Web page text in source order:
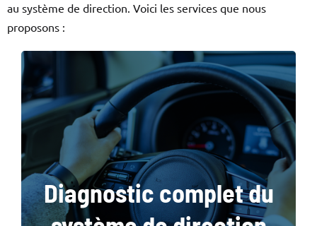
au système de direction. Voici les services que nous
proposons :
Diagnostic complet du
Nous effectuons une inspection approfondie
pour identifier les problèmes, qu’il s’agisse de
vibrations, de bruits anormaux ou d’une
direction rigide.